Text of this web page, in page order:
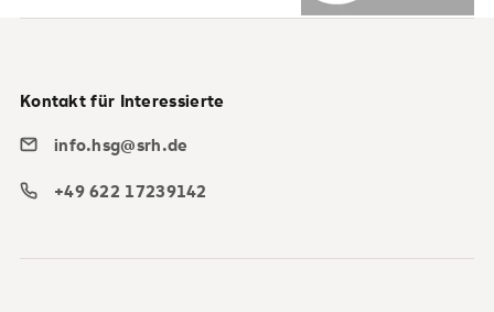
Kontakt für Interessierte
info.hsg@srh.de
+49 622 17239142